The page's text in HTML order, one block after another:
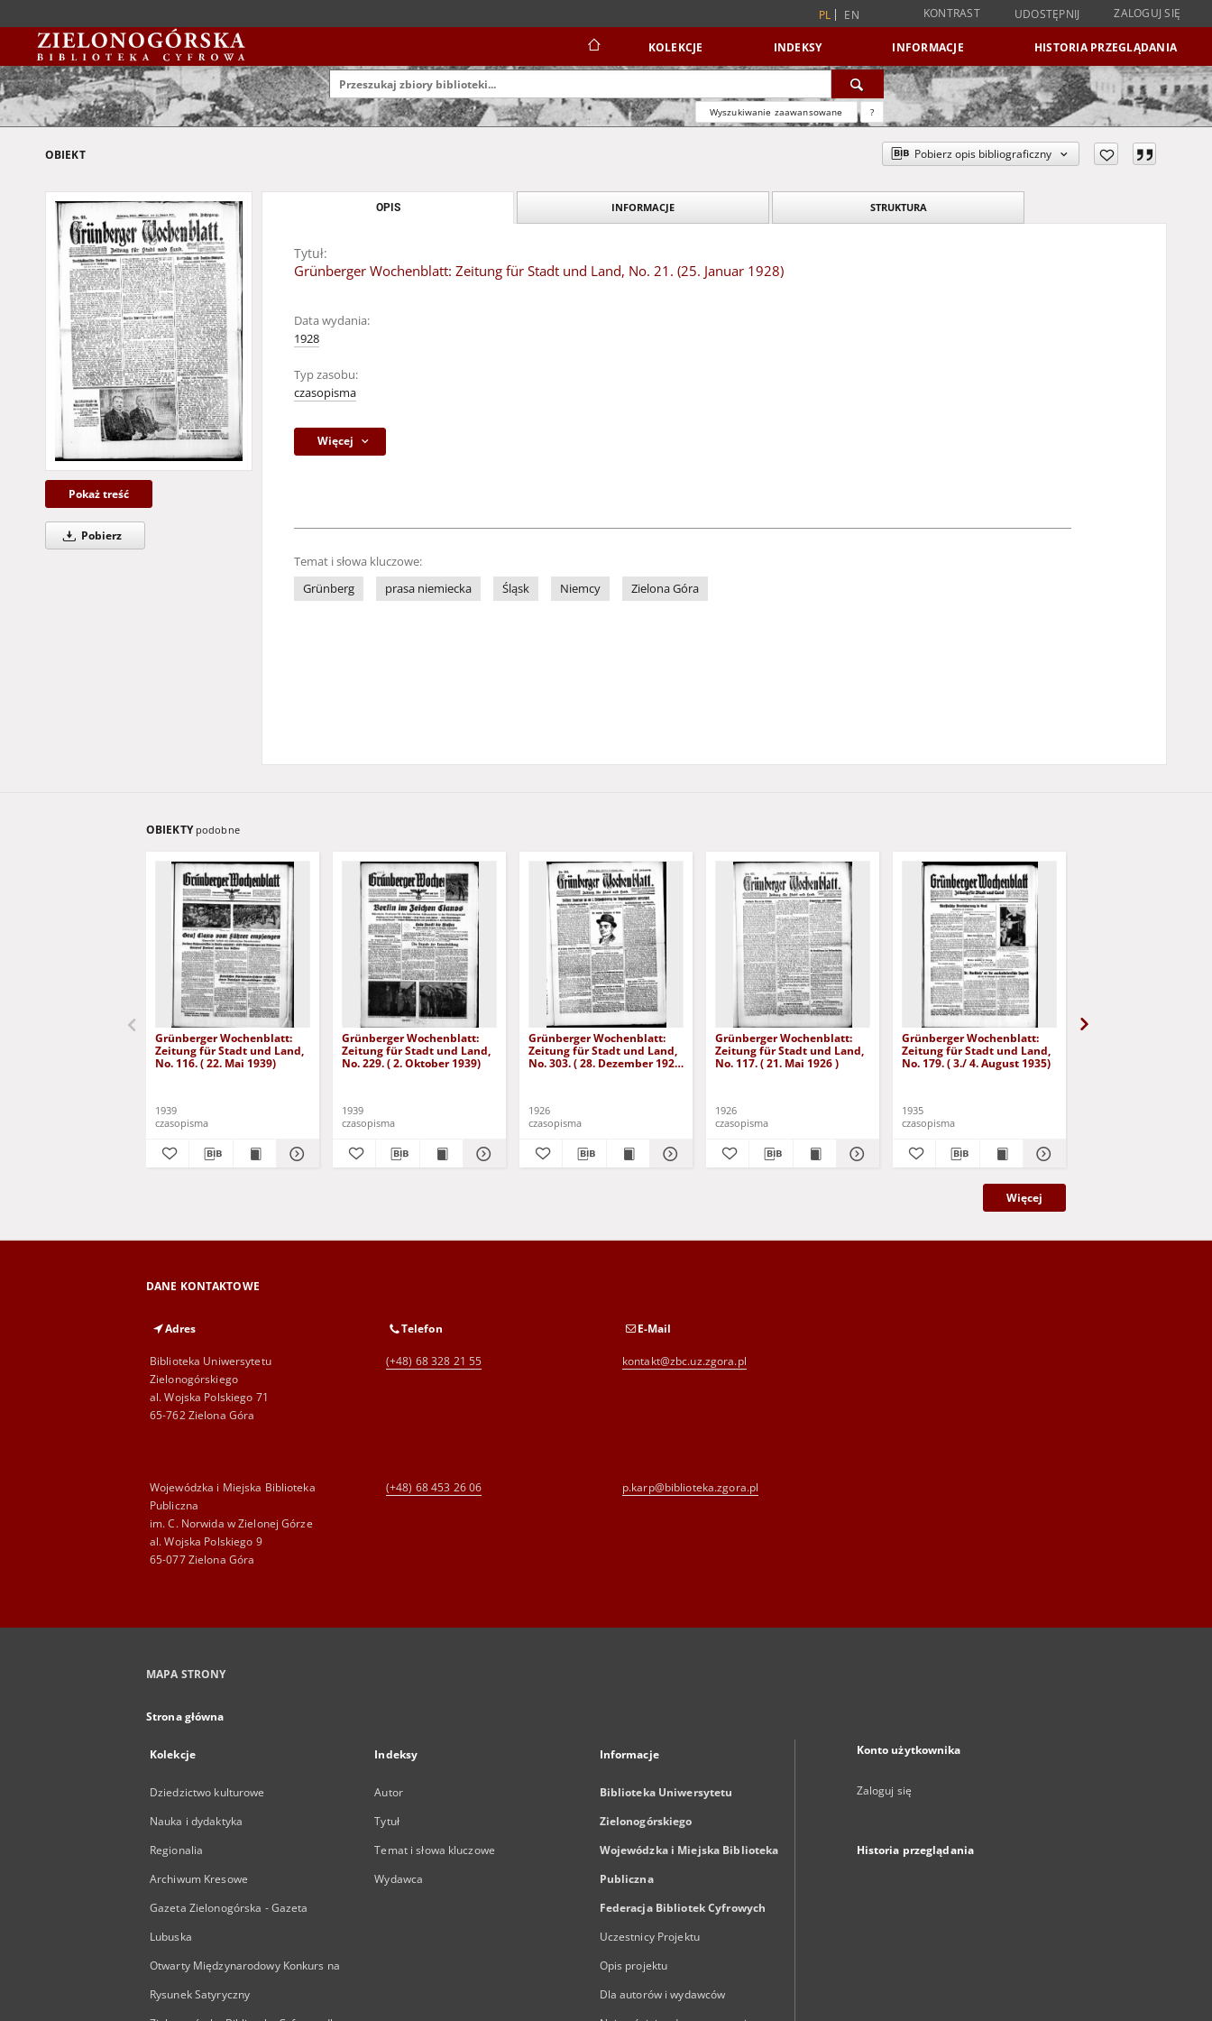
PL EN KONTRAST UDOSTĘPNIJ ZALOGUJ SIĘ
KOLEKCJE INDEKSY INFORMACJE HISTORIA PRZEGLĄDANIA
Wyszukiwanie zaawansowane ?
OBIEKT Pobierz opis bibliograficzny
Pokaż treść
Pobierz
OPIS INFORMACJE STRUKTURA
Tytuł:
Grünberger Wochenblatt: Zeitung für Stadt und Land, No. 21. (25. Januar 1928)
Data wydania:
1928
Typ zasobu:
czasopisma
Więcej
Temat i słowa kluczowe:
Grünberg
prasa niemiecka Śląsk Niemcy Zielona Góra
OBIEKTY podobne
Grünberger Wochenblatt:
Zeitung für Stadt und Land,
No. 116. ( 22. Mai 1939)
1939
czasopisma
Grünberger Wochenblatt:
Zeitung für Stadt und Land,
No. 229. ( 2. Oktober 1939)
1939
czasopisma
Grünberger Wochenblatt:
Zeitung für Stadt und Land,
No. 303. ( 28. Dezember 1926
1926
czasopisma
Grünberger Wochenblatt:
Zeitung für Stadt und Land,
No. 117. ( 21. Mai 1926 )
1926
czasopisma
Grünberger Wochenblatt:
Zeitung für Stadt und Land,
No. 179. ( 3./ 4. August 1935)
1935
czasopisma
Więcej
DANE KONTAKTOWE
Adres
Biblioteka Uniwersytetu
Zielonogórskiego
al. Wojska Polskiego 71
65-762 Zielona Góra
Telefon
(+48) 68 328 21 55
E-Mail
kontakt@zbc.uz.zgora.pl
Wojewódzka i Miejska Biblioteka
Publiczna
im. C. Norwida w Zielonej Górze
al. Wojska Polskiego 9
65-077 Zielona Góra
(+48) 68 453 26 06 p.karp@biblioteka.zgora.pl
MAPA STRONY
Strona główna
Kolekcje
Dziedzictwo kulturowe
Nauka i dydaktyka
Regionalia
Archiwum Kresowe
Gazeta Zielonogórska - Gazeta
Lubuska
Otwarty Międzynarodowy Konkurs na
Rysunek Satyryczny
Indeksy
Autor
Tytuł
Temat i słowa kluczowe
Wydawca
Informacje
Biblioteka Uniwersytetu
Zielonogórskiego
Wojewódzka i Miejska Biblioteka
Publiczna
Federacja Bibliotek Cyfrowych
Uczestnicy Projektu
Opis projektu
Dla autorów i wydawców
Konto użytkownika
Zaloguj się
Historia przeglądania